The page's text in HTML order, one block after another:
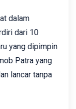
dalam
dari 10
yang dipimpin
Patra yang
lancar tanpa